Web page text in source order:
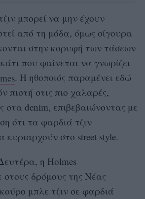
μπορεί να μην έχουν
από τη μόδα, όμως σίγουρα
στην κορυφή των τάσεων
που φαίνεται να γνωρίζει
. Η ηθοποιός παραμένει εδώ
πιστή στις πιο χαλαρές,
στα denim, επιβεβαιώνοντας με
ότι τα φαρδιά τζιν
κυριαρχούν στο street style.
η Holmes
στους δρόμους της Νέας
μπλε τζιν σε φαρδιά